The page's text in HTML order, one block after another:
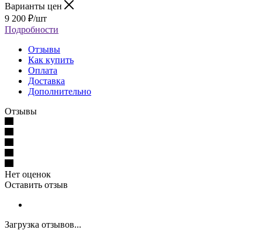
Варианты цен
9 200 ₽/шт
Подробности
Отзывы
Как купить
Оплата
Доставка
Дополнительно
Отзывы
Нет оценок
Оставить отзыв
Загрузка отзывов...